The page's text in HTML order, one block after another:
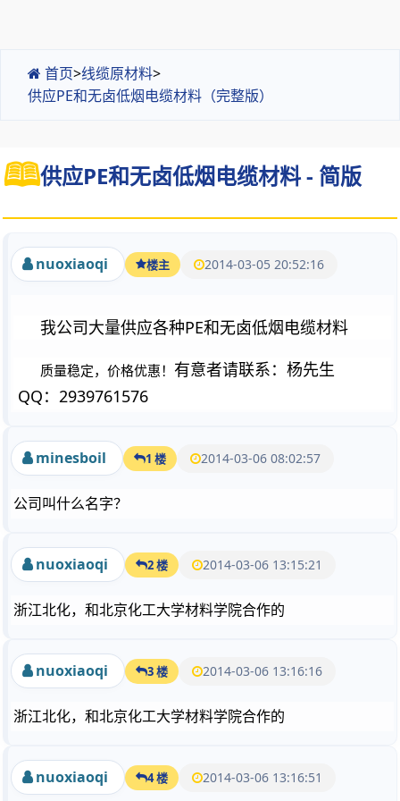
首页>线缆原材料>
供应PE和无卤低烟电缆材料（完整版）
供应PE和无卤低烟电缆材料 - 简版
nuoxiaoqi 楼主 2014-03-05 20:52:16
我公司大量供应各种PE和无卤低烟电缆材料
质量稳定，价格优惠！ 有意者请联系：杨先生
QQ： 2939761576
minesboil 1 楼 2014-03-06 08:02:57
公司叫什么名字？
nuoxiaoqi 2 楼 2014-03-06 13:15:21
浙江北化，和北京化工大学材料学院合作的
nuoxiaoqi 3 楼 2014-03-06 13:16:16
浙江北化，和北京化工大学材料学院合作的
nuoxiaoqi 4 楼 2014-03-06 13:16:51